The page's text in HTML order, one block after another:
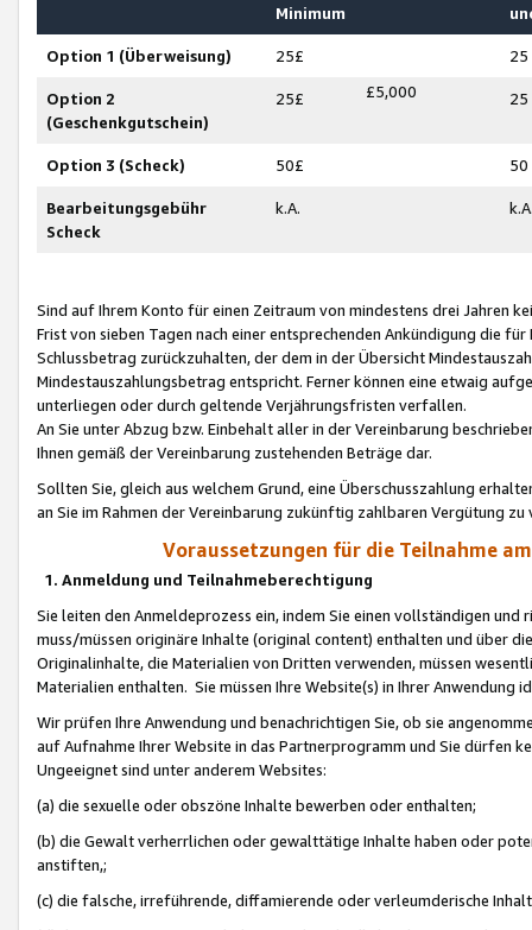
Minimum
Option 1 (Überweisung) 25£ 25
Option 2
(Geschenkgutschein)
25£ £5,000 25
Option 3 (Scheck) 50£ 50
Bearbeitungsgebühr
Scheck
k.A.
Sind auf Ihrem Konto für einen Zeitraum von mindestens drei Jahren
Frist von sieben Tagen nach einer entsprechenden Ankündigung die
Schlussbetrag zurückzuhalten, der dem in der Übersicht
Mindestauszahlungsbetrag entspricht. Ferner können eine etwaig
unterliegen oder durch geltende Verjährungsfristen verfallen.
An Sie unter Abzug bzw. Einbehalt aller in der Vereinbarung
Ihnen gemäß der Vereinbarung zustehenden Beträge dar.
Sollten Sie, gleich aus welchem Grund, eine Überschusszahlung
an Sie im Rahmen der Vereinbarung zukünftig zahlbaren Vergütung zu
Voraussetzungen für die Teilnahme
1. Anmeldung und Teilnahmeberechtigung
Sie leiten den Anmeldeprozess ein, indem Sie einen vollständigen
muss/müssen originäre Inhalte (original content) enthalten und über
Originalinhalte, die Materialien von Dritten verwenden, müssen
Materialien enthalten. Sie müssen Ihre Website(s) in Ihrer Anwendung
Wir prüfen Ihre Anwendung und benachrichtigen Sie, ob sie
auf Aufnahme Ihrer Website in das Partnerprogramm und Sie dürfen
Ungeeignet sind unter anderem Websites:
(a) die sexuelle oder obszöne Inhalte bewerben oder enthalten;
(b) die Gewalt verherrlichen oder gewalttätige Inhalte haben oder
anstiften,;
(c) die falsche, irreführende, diffamierende oder verleumderische